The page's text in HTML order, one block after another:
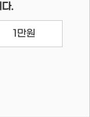
.
1만원